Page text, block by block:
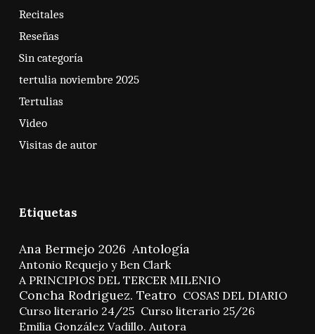
Recitales
Reseñas
Sin categoría
tertulia noviembre 2025
Tertulias
Video
Visitas de autor
Etiquetas
Ana Bermejo 2026 Antología
Antonio Requejo y Ben Clark
A PRINCIPIOS DEL TERCER MILENIO
Concha Rodriguez. Teatro COSAS DEL DIARIO
Curso literario 24/25 Curso literario 25/26
Emilia González Vadillo. Autora